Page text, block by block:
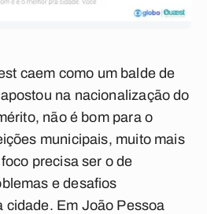
caem como um balde de
na nacionalização do
não é bom para o
municipais, muito mais
precisa ser o de
e desafios
cidade. Em João Pessoa